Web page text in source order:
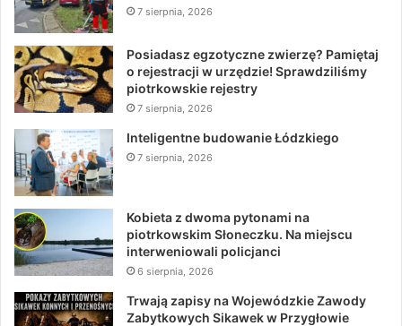
7 sierpnia, 2026
Posiadasz egzotyczne zwierzę? Pamiętaj
o rejestracji w urzędzie! Sprawdziliśmy
piotrkowskie rejestry
7 sierpnia, 2026
Inteligentne budowanie Łódzkiego
7 sierpnia, 2026
Kobieta z dwoma pytonami na
piotrkowskim Słoneczku. Na miejscu
interweniowali policjanci
6 sierpnia, 2026
Trwają zapisy na Wojewódzkie Zawody
Zabytkowych Sikawek w Przygłowie